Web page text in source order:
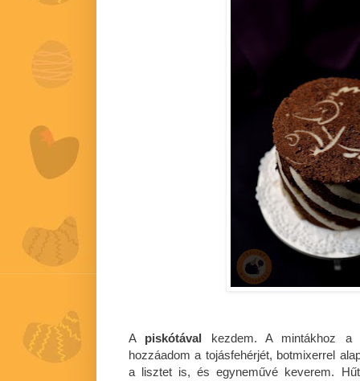
A piskótával
kezdem. A mintákhoz a
hozzáadom a tojásfehérjét, botmixerrel
a lisztet is, és egyneművé keverem.